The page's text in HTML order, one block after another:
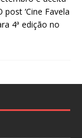
‘Cine Favela
4ª edição no